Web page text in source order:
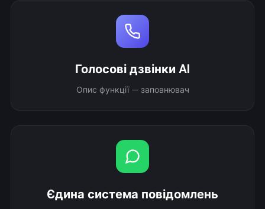
Голосові дзвінки AI
Опис функції — заповнювач
Єдина система повідомлень